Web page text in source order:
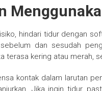
hindari tidur dengan
dan sesudah
terasa kering atau merah,
kontak dalam larutan
Jika ingin tidur,